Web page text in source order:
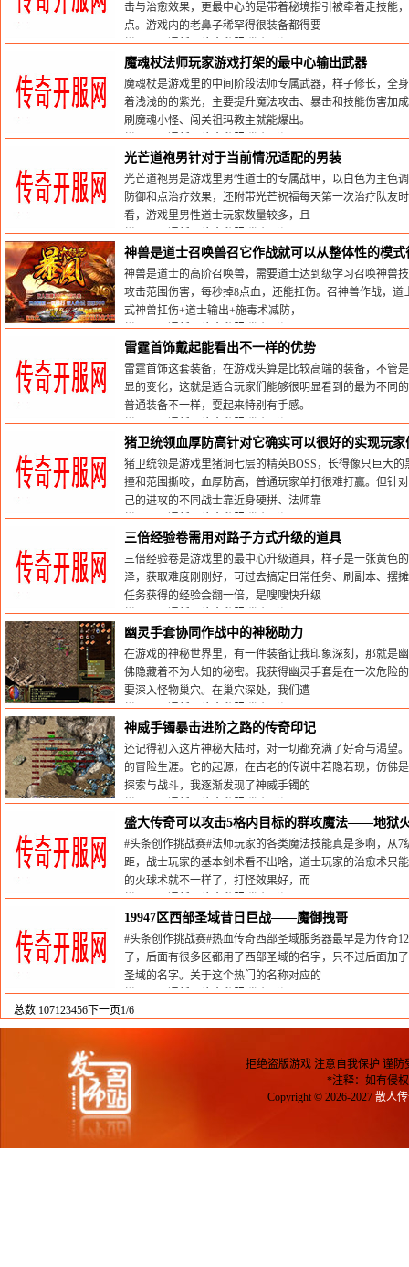
击与治愈效果，更最中心的是带着秘境指引被牵着走技能
点。游戏内的老鼻子稀罕得很装备都得要
栏目：网通新开传奇私服发布时间:2026-05-30
魔魂杖法师玩家游戏打架的最中心输出武器
魔魂杖是游戏里的中间阶段法师专属武器，样子修长，全
着浅浅的的紫光，主要提升魔法攻击、暴击和技能伤害加
刷魔魂小怪、闯关祖玛教主就能爆出。
栏目：网通新开传奇私服发布时间:2026-05-30
光芒道袍男针对于当前情况适配的男装
光芒道袍男是游戏里男性道士的专属战甲，以白色为主色
防御和点治疗效果，还附带光芒祝福每天第一次治疗队友
看，游戏里男性道士玩家数量较多，且
栏目：网通新开传奇私服发布时间:2026-04-10
神兽是道士召唤兽召它作战就可以从整体性的模
神兽是道士的高阶召唤兽，需要道士达到级学习召唤神兽
攻击范围伤害，每秒掉8点血，还能扛伤。召神兽作战，
式神兽扛伤+道士输出+施毒术减防，
栏目：网通新开传奇私服发布时间:2026-04-07
雷霆首饰戴起能看出不一样的优势
雷霆首饰这套装备，在游戏头算是比较高端的装备，不管
显的变化，这就是适合玩家们能够很明显看到的最为不同
普通装备不一样，耍起来特别有手感。
栏目：网通新开传奇私服发布时间:2026-04-07
猪卫统领血厚防高针对它确实可以很好的实现玩
猪卫统领是游戏里猪洞七层的精英BOSS，长得像只巨大
撞和范围撕咬，血厚防高，普通玩家单打很难打赢。但针
己的进攻的不同战士靠近身硬拼、法师靠
栏目：网通新开传奇私服发布时间:2026-04-06
三倍经验卷需用对路子方式升级的道具
三倍经验卷是游戏里的最中心升级道具，样子是一张黄色
泽，获取难度刚刚好，可过去搞定日常任务、刷副本、摆
任务获得的经验会翻一倍，是嗖嗖快升级
栏目：网通新开传奇私服发布时间:2026-02-01
幽灵手套协同作战中的神秘助力
在游戏的神秘世界里，有一件装备让我印象深刻，那就是
佛隐藏着不为人知的秘密。我获得幽灵手套是在一次危险
要深入怪物巢穴。在巢穴深处，我们遭
栏目：网通新开传奇私服发布时间:2025-06-06
神威手镯暴击进阶之路的传奇印记
还记得初入这片神秘大陆时，对一切都充满了好奇与渴望
的冒险生涯。它的起源，在古老的传说中若隐若现，仿佛
探索与战斗，我逐渐发现了神威手镯的
栏目：网通新开传奇私服发布时间:2025-05-27
盛大传奇可以攻击5格内目标的群攻魔法——地狱
#头条创作挑战赛#法师玩家的各类魔法技能真是多啊，从
距，战士玩家的基本剑术看不出啥，道士玩家的治愈术只
的火球术就不一样了，打怪效果好，而
栏目：网通新开传奇私服发布时间:2025-05-09
19947区西部圣域昔日巨战——魔御拽哥
#头条创作挑战赛#热血传奇西部圣域服务器最早是为传奇
了，后面有很多区都用了西部圣域的名字，只不过后面加
圣域的名字。关于这个热门的名称对应的
栏目：网通新开传奇私服发布时间:2025-05-09
总数 107123456 下一页1/6
拒绝盗版游戏 注意自我保护 谨
*注释：如有侵
Copyright © 2026-2027 散人